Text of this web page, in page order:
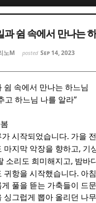
과 쉼 속에서 만나는
노M posted Sep 14, 2023
쉼 속에서 만나는 하느님
고 하느님 나를 알라”
가 시작되었습니다. 가을
마지막 악장을 향하고, 기
소리도 희미해지고, 밤바
귀항을 시작했습니다. 아
풀을 뜯는 가축들이 드
싱그럽게 뽑아 올리던 나
스케
스케치북5
스케
스케치북5